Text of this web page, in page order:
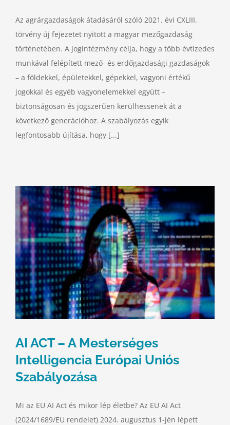
Az agrárgazdaságok átadásáról szóló 2021. évi CXLIII.
törvény új fejezetet nyitott a magyar mezőgazdaság
történetében. A jogintézmény célja, hogy a több évtizedes
munkával felépített mező- és erdőgazdasági gazdaságok
– a földekkel, épületekkel, gépekkel, vagyoni értékű
jogokkal és egyéb vagyonelemekkel együtt –
biztonságosan és jogszerűen kerülhessenek át a
következő generációhoz. A szabályozás egyik
legfontosabb újítása, hogy [...]
AI ACT – A Mesterséges
Intelligencia Európai Uniós
Szabályozása
Mi az EU AI Act és mikor lép életbe? Az EU AI Act
(2024/1689/EU rendelet) 2024. augusztus 1-jén lépett